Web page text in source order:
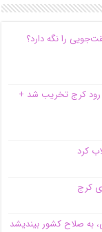
را نگه دارد؟
رود کرج تخریب شد +
به صلاح کشور بیندیشد